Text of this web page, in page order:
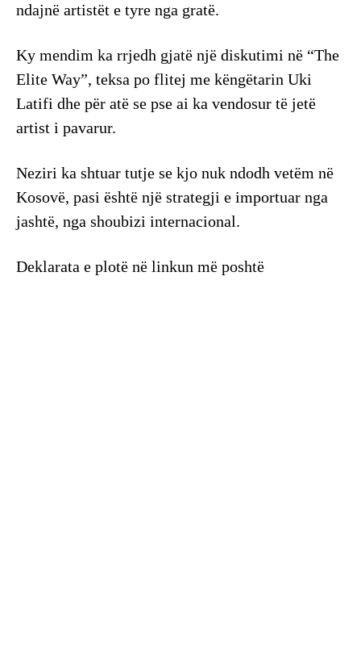
ndajnë artistët e tyre nga gratë.
Ky mendim ka rrjedh gjatë një diskutimi në “The
Elite Way”, teksa po flitej me këngëtarin Uki
Latifi dhe për atë se pse ai ka vendosur të jetë
artist i pavarur.
Neziri ka shtuar tutje se kjo nuk ndodh vetëm në
Kosovë, pasi është një strategji e importuar nga
jashtë, nga shoubizi internacional.
Deklarata e plotë në linkun më poshtë